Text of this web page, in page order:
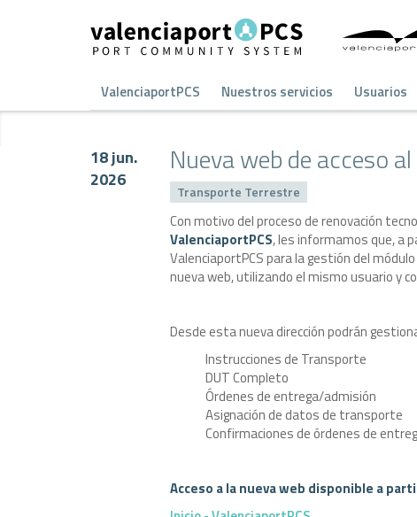
ValenciaportPCS Nuestros servicios Usuarios
18 jun.
2026
Nueva web de acceso
Transporte Terrestre
Con motivo del proceso de renovación
ValenciaportPCS, les informamos que, a
ValenciaportPCS para la gestión del
nueva web, utilizando el mismo usuario y
Desde esta nueva dirección podrán
Instrucciones de Transporte
DUT Completo
Órdenes de entrega/admisión
Asignación de datos de transporte
Confirmaciones de órdenes de
Acceso a la nueva web disponible a